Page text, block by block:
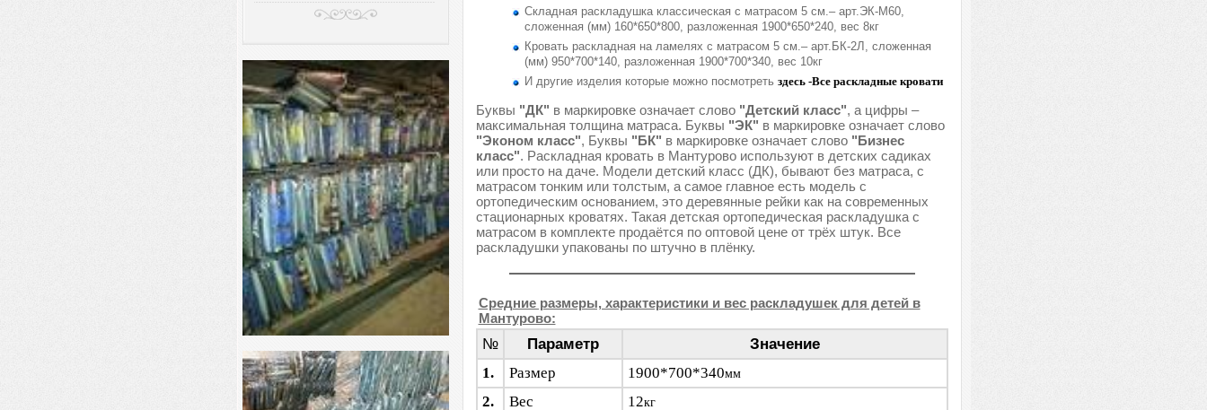
Складная раскладушка классическая с матрасом 5 см.– арт.ЭК-М60,
сложенная (мм) 160*650*800, разложенная 1900*650*240, вес 8кг
Кровать раскладная на ламелях с матрасом 5 см.– арт.БК-2Л, сложенная
(мм) 950*700*140, разложенная 1900*700*340, вес 10кг
И другие изделия которые можно посмотреть здесь -Все раскладные кровати
Буквы "ДК" в маркировке означает слово "Детский класс", а цифры –
максимальная толщина матраса. Буквы "ЭК" в маркировке означает слово
"Эконом класс", Буквы "БК" в маркировке означает слово "Бизнес
класс". Раскладная кровать в Мантурово используют в детских садиках
или просто на даче. Модели детский класс (ДК), бывают без матраса, с
матрасом тонким или толстым, а самое главное есть модель с
ортопедическим основанием, это деревянные рейки как на современных
стационарных кроватях. Такая детская ортопедическая раскладушка с
матрасом в комплекте продаётся по оптовой цене от трёх штук. Все
раскладушки упакованы по штучно в плёнку.
Средние размеры, характеристики и вес раскладушек для детей в
Мантурово:
№ Параметр Значение
1. Размер 1900*700*340мм
2. Вес 12кг